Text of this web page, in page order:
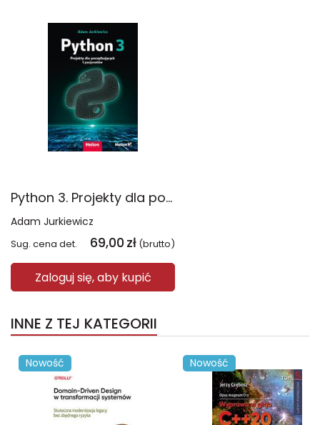
Python 3. Projekty dla początkujących i pasjonatów
Adam Jurkiewicz
Sug. cena det. 69,00 zł (brutto)
Zaloguj się, aby kupić
INNE Z TEJ KATEGORII
Nowość Nowość